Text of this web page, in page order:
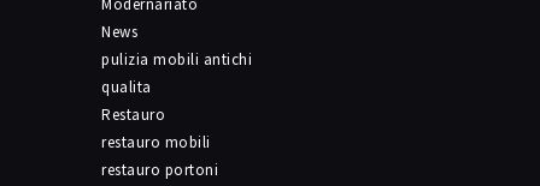
Modernariato
News
pulizia mobili antichi
qualita
Restauro
restauro mobili
restauro portoni